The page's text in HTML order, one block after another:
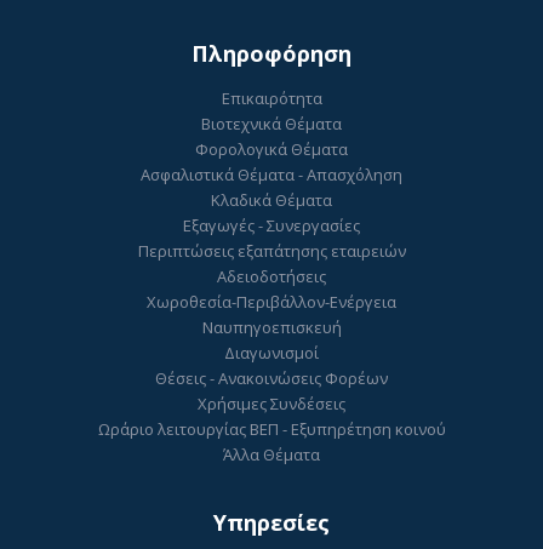
Πληροφόρηση
Επικαιρότητα
Βιοτεχνικά Θέματα
Φορολογικά Θέματα
Ασφαλιστικά Θέματα - Απασχόληση
Κλαδικά Θέματα
Εξαγωγές - Συνεργασίες
Περιπτώσεις εξαπάτησης εταιρειών
Αδειοδοτήσεις
Χωροθεσία-Περιβάλλον-Ενέργεια
Ναυπηγοεπισκευή
Διαγωνισμοί
Θέσεις - Ανακοινώσεις Φορέων
Χρήσιμες Συνδέσεις
Ωράριο λειτουργίας ΒΕΠ - Εξυπηρέτηση κοινού
Άλλα Θέματα
Υπηρεσίες